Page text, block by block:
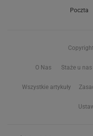
Poczta
O Nas Staże u nas
Wszystkie artykuły